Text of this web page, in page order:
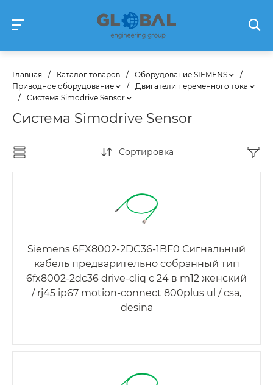
Главная / Каталог товаров / Оборудование SIEMENS
/
Приводное оборудование
/
Двигатели переменного тока
/
Система Simodrive Sensor
Система Simodrive Sensor
Сортировка
Siemens 6FX8002-2DC36-1BF0 Сигнальный
кабель предварительно собранный тип
6fx8002-2dc36 drive-cliq с 24 в m12 женский
/ rj45 ip67 motion-connect 800plus ul / csa,
desina